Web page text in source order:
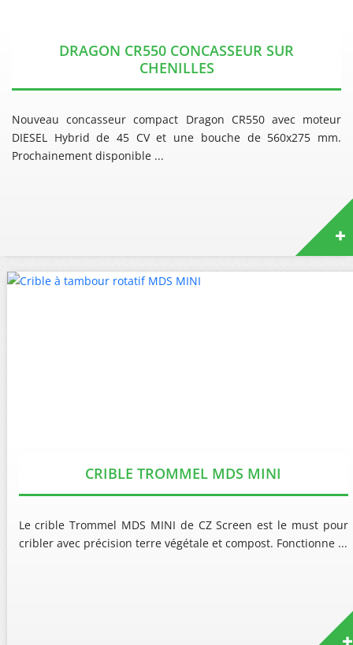
DRAGON CR550 CONCASSEUR SUR
CHENILLES
Nouveau concasseur compact Dragon CR550 avec moteur
DIESEL Hybrid de 45 CV et une bouche de 560x275 mm.
Prochainement disponible ...
CRIBLE TROMMEL MDS MINI
Le crible Trommel MDS MINI de CZ Screen est le must pour
cribler avec précision terre végétale et compost. Fonctionne ...